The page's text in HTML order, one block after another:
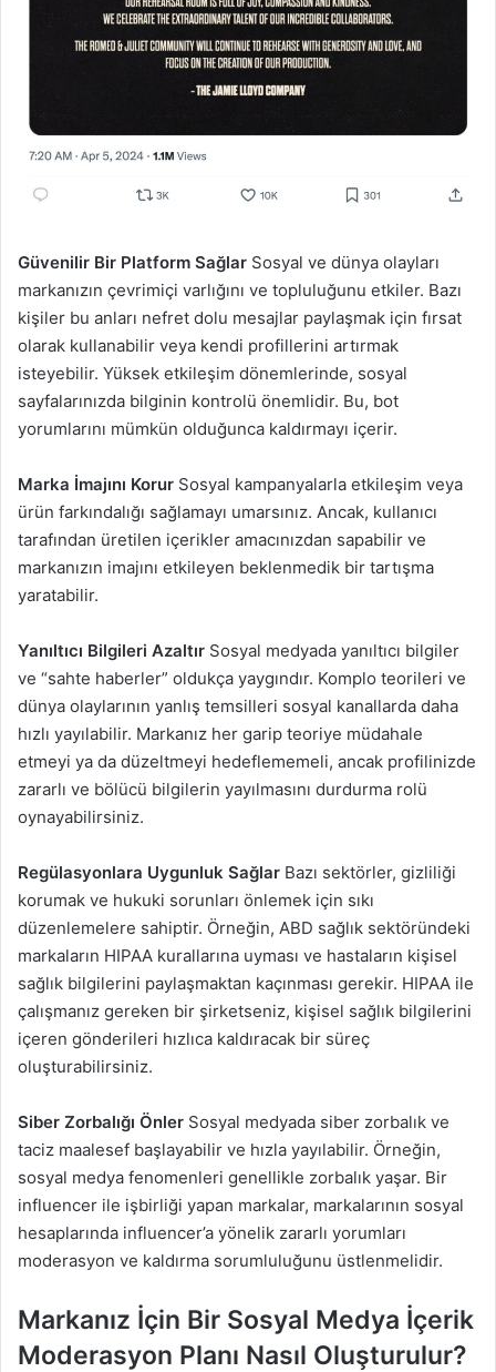
Güvenilir Bir Platform Sağlar Sosyal ve dünya olayları
markanızın çevrimiçi varlığını ve topluluğunu etkiler. Bazı
kişiler bu anları nefret dolu mesajlar paylaşmak için fırsat
olarak kullanabilir veya kendi profillerini artırmak
isteyebilir. Yüksek etkileşim dönemlerinde, sosyal
sayfalarınızda bilginin kontrolü önemlidir. Bu, bot
yorumlarını mümkün olduğunca kaldırmayı içerir.
Marka İmajını Korur Sosyal kampanyalarla etkileşim veya
ürün farkındalığı sağlamayı umarsınız. Ancak, kullanıcı
tarafından üretilen içerikler amacınızdan sapabilir ve
markanızın imajını etkileyen beklenmedik bir tartışma
yaratabilir.
Yanıltıcı Bilgileri Azaltır Sosyal medyada yanıltıcı bilgiler
ve “sahte haberler” oldukça yaygındır. Komplo teorileri ve
dünya olaylarının yanlış temsilleri sosyal kanallarda daha
hızlı yayılabilir. Markanız her garip teoriye müdahale
etmeyi ya da düzeltmeyi hedeflememeli, ancak profilinizde
zararlı ve bölücü bilgilerin yayılmasını durdurma rolü
oynayabilirsiniz.
Regülasyonlara Uygunluk Sağlar Bazı sektörler, gizliliği
korumak ve hukuki sorunları önlemek için sıkı
düzenlemelere sahiptir. Örneğin, ABD sağlık sektöründeki
markaların HIPAA kurallarına uyması ve hastaların kişisel
sağlık bilgilerini paylaşmaktan kaçınması gerekir. HIPAA ile
çalışmanız gereken bir şirketseniz, kişisel sağlık bilgilerini
içeren gönderileri hızlıca kaldıracak bir süreç
oluşturabilirsiniz.
Siber Zorbalığı Önler Sosyal medyada siber zorbalık ve
taciz maalesef başlayabilir ve hızla yayılabilir. Örneğin,
sosyal medya fenomenleri genellikle zorbalık yaşar. Bir
influencer ile işbirliği yapan markalar, markalarının sosyal
hesaplarında influencer’a yönelik zararlı yorumları
moderasyon ve kaldırma sorumluluğunu üstlenmelidir.
Markanız İçin Bir Sosyal Medya İçerik
Moderasyon Planı Nasıl Oluşturulur?